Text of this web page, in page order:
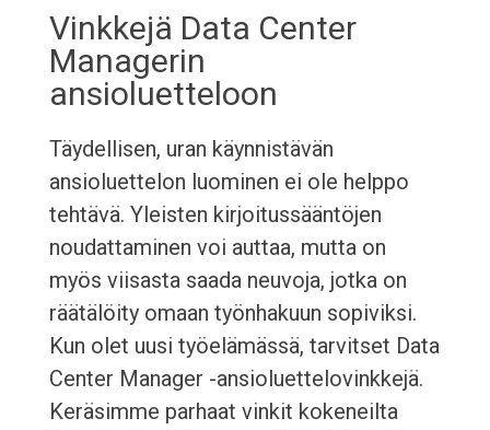
Vinkkejä Data Center
Managerin
ansioluetteloon
Täydellisen, uran käynnistävän
ansioluettelon luominen ei ole helppo
tehtävä. Yleisten kirjoitussääntöjen
noudattaminen voi auttaa, mutta on
myös viisasta saada neuvoja, jotka on
räätälöity omaan työnhakuun sopiviksi.
Kun olet uusi työelämässä, tarvitset Data
Center Manager -ansioluettelovinkkejä.
Keräsimme parhaat vinkit kokeneilta